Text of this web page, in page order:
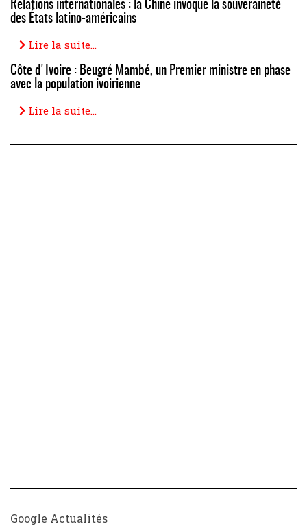
Relations internationales : la Chine invoque la souveraineté
des États latino-américains
Lire la suite...
Côte d'Ivoire : Beugré Mambé, un Premier ministre en phase
avec la population ivoirienne
Lire la suite...
Google Actualités